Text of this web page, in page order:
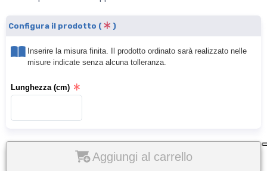
Configura il prodotto ( )
Inserire la misura finita. Il prodotto ordinato sarà realizzato nelle
misure indicate senza alcuna tolleranza.
Lunghezza (cm)
Aggiungi al carrello